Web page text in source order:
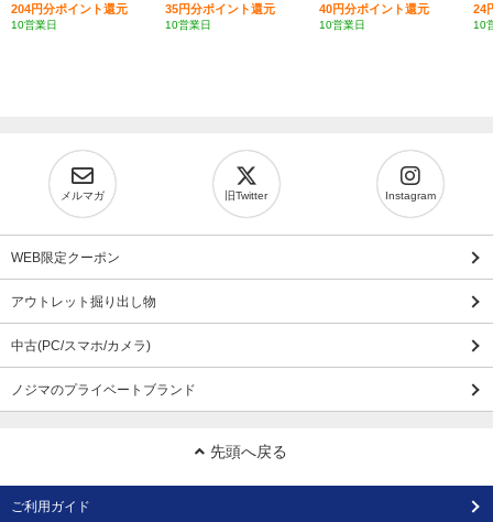
204円分ポイント還元
10営業日
35円分ポイント還元
10営業日
40円分ポイント還元
10営業日
24
10
メルマガ 旧Twitter Instagram
WEB限定クーポン
アウトレット掘り出し物
中古(PC/スマホ/カメラ)
ノジマのプライベートブランド
先頭へ戻る
ご利用ガイド